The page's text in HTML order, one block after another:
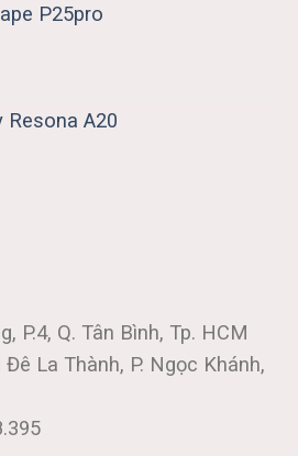
P25pro
Resona A20
P.4, Q. Tân Bình, Tp. HCM
La Thành, P. Ngọc Khánh,